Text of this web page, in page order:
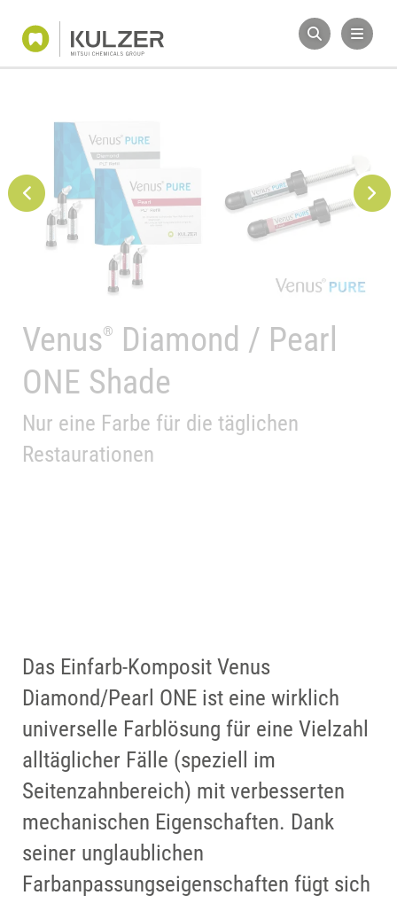
Venus®
Diamond / Pearl
ONE Shade
Nur eine Farbe für die täglichen
Restaurationen
Venus Komposit
Perfekte Versorgungen für ein
perfektes Lächeln.
Maßgeschneidertes
Poliersystem
Venus® Supra: Universelle
Das Einfarb-Komposit Venus
Diamond/Pearl ONE ist eine wirklich
universelle Farblösung für eine Vielzahl
alltäglicher Fälle (speziell im
Seitenzahnbereich) mit verbesserten
mechanischen Eigenschaften. Dank
seiner unglaublichen
Farbanpassungseigenschaften fügt sich